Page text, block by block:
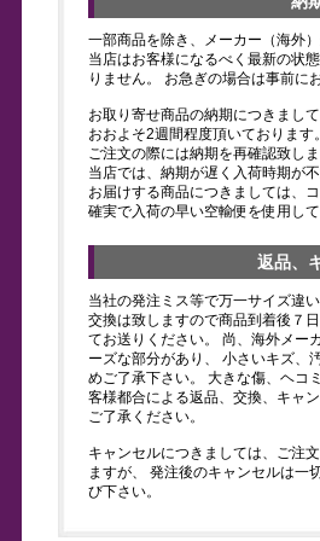
一部商品を除き、メーカー（海外
当店はお客様になるべく最新の状
りません。 お急ぎの場合は事前に
お取り寄せ商品の納期につきまし
おおよそ2週間程度頂いております。
ご注文の際には納期を再確認致し
当店では、納期が遅く入荷時期が
お届けする商品につきましては、
確実で入荷の早い空輸便を使用して
返品、
当社の発注ミス等で万一サイズ違
交換は致しますので商品到着後７
てお送りください。 尚、海外メー
ーズな部分があり、 小さいキズ、
めご了承下さい。 大きな傷、ヘコ
客様都合による返品、交換、キャ
ご了承ください。
キャンセルにつきましては、ご注
ますが、 発注後のキャンセルは一
び下さい。